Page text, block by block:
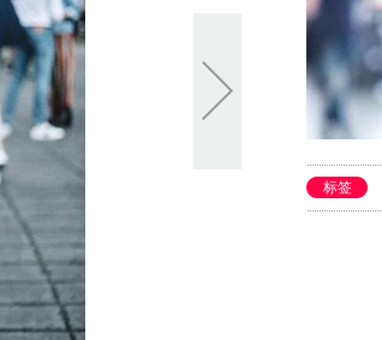
标签